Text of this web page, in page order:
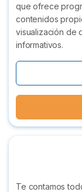
que ofrece
contenidos
visualización de
informativos.
Te contamos